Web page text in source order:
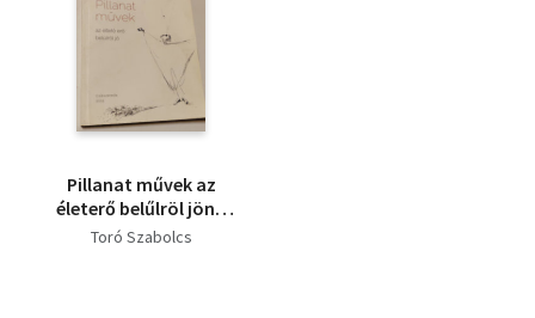
Pillanat művek az
életerő belűlröl jön -
Dedikált
Toró Szabolcs